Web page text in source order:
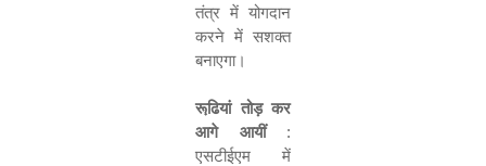
तंत्र में योगदान
करने में सशक्त
बनाएगा।
रूढि़यां तोड़ कर
आगे आयीं:
एसटीईएम में